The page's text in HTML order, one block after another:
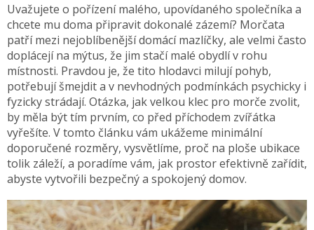
Uvažujete o pořízení malého, upovídaného společníka a
chcete mu doma připravit dokonalé zázemí? Morčata
patří mezi nejoblíbenější domácí mazlíčky, ale velmi často
doplácejí na mýtus, že jim stačí malé obydlí v rohu
místnosti. Pravdou je, že tito hlodavci milují pohyb,
potřebují šmejdit a v nevhodných podmínkách psychicky i
fyzicky strádají. Otázka, jak velkou klec pro morče zvolit,
by měla být tím prvním, co před příchodem zvířátka
vyřešíte. V tomto článku vám ukážeme minimální
doporučené rozměry, vysvětlíme, proč na ploše ubikace
tolik záleží, a poradíme vám, jak prostor efektivně zařídit,
abyste vytvořili bezpečný a spokojený domov.